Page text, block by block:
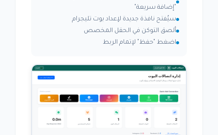
"إضافة سريعة"
سيُفتح نافذة جديدة لإعداد بوت تليجرام
ألصق التوكن في الحقل المخصص
اضغط "حفظ" لإتمام الربط